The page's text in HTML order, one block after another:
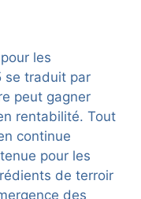
les
se traduit par
peut gagner
rentabilité. Tout
continue
pour les
de terroir
des